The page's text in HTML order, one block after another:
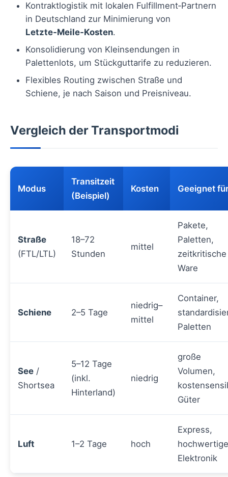
Kontraktlogistik mit lokalen Fulfillment‑Partnern
in Deutschland zur Minimierung von
Letzte‑Meile‑Kosten.
Konsolidierung von Kleinsendungen in
Palettenlots, um Stückguttarife zu reduzieren.
Flexibles Routing zwischen Straße und
Schiene, je nach Saison und Preisniveau.
Vergleich der Transportmodi
Modus
Transitzeit
(Beispiel)
Kosten Geeignet
Straße
(FTL/LTL)
18–72
Stunden
mittel
Pakete,
Paletten,
zeitkritische
Ware
Schiene 2–5 Tage
niedrig–
mittel
Container,
Paletten
See /
Shortsea
5–12 Tage
(inkl.
Hinterland)
niedrig
große
Volumen,
Güter
Luft 1–2 Tage hoch
Express,
hochwertige
Elektronik